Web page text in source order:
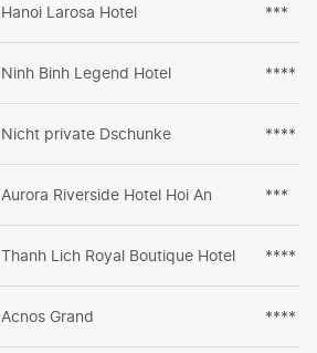
Hanoi Larosa Hotel ***
Ninh Binh Legend Hotel ****
Nicht private Dschunke ****
Aurora Riverside Hotel Hoi An ***
Thanh Lich Royal Boutique Hotel ****
Acnos Grand ****